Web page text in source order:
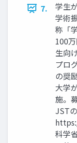
7.
学生
学術
称「
100
生向
プロ
の奨
大学
施。
JST
科学